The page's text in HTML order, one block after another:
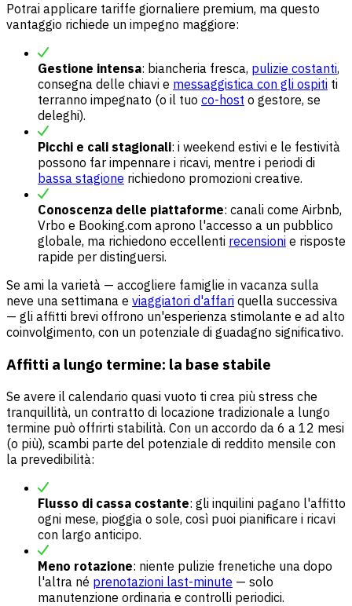
Potrai applicare tariffe giornaliere premium, ma questo
vantaggio richiede un impegno maggiore:
Gestione intensa: biancheria fresca, pulizie costanti,
consegna delle chiavi e messaggistica con gli ospiti ti
terranno impegnato (o il tuo co-host o gestore, se
deleghi).
Picchi e cali stagionali: i weekend estivi e le festività
possono far impennare i ricavi, mentre i periodi di
bassa stagione richiedono promozioni creative.
Conoscenza delle piattaforme: canali come Airbnb,
Vrbo e Booking.com aprono l'accesso a un pubblico
globale, ma richiedono eccellenti recensioni e risposte
rapide per distinguersi.
Se ami la varietà — accogliere famiglie in vacanza sulla
neve una settimana e viaggiatori d'affari quella successiva
— gli affitti brevi offrono un'esperienza stimolante e ad alto
coinvolgimento, con un potenziale di guadagno significativo.
Affitti a lungo termine: la base stabile
Se avere il calendario quasi vuoto ti crea più stress che
tranquillità, un contratto di locazione tradizionale a lungo
termine può offrirti stabilità. Con un accordo da 6 a 12 mesi
(o più), scambi parte del potenziale di reddito mensile con
la prevedibilità:
Flusso di cassa costante: gli inquilini pagano l'affitto
ogni mese, pioggia o sole, così puoi pianificare i ricavi
con largo anticipo.
Meno rotazione: niente pulizie frenetiche una dopo
l'altra né prenotazioni last-minute — solo
manutenzione ordinaria e controlli periodici.